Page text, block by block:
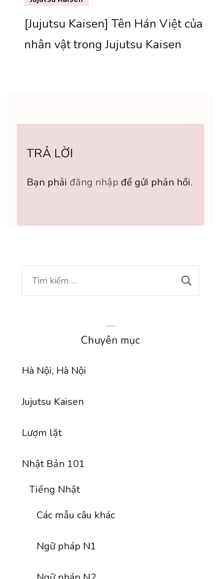
[Jujutsu Kaisen] Tên Hán Việt của
nhân vật trong Jujutsu Kaisen
TRẢ LỜI
Bạn phải đăng nhập để gửi phản hồi.
Tìm
kiếm
Chuyên mục
Hà Nội, Hà Nội
Jujutsu Kaisen
Lượm lặt
Nhật Bản 101
Tiếng Nhật
Các mẫu câu khác
Ngữ pháp N1